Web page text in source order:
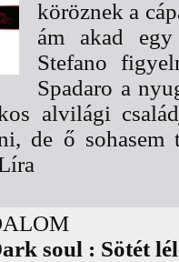
köröznek a
ám akad
Stefano
Spadaro a
alvilági
de ő sohasem
soul : Sötét